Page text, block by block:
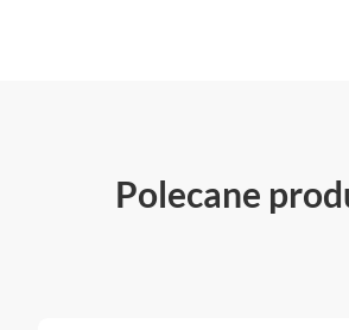
Polecane